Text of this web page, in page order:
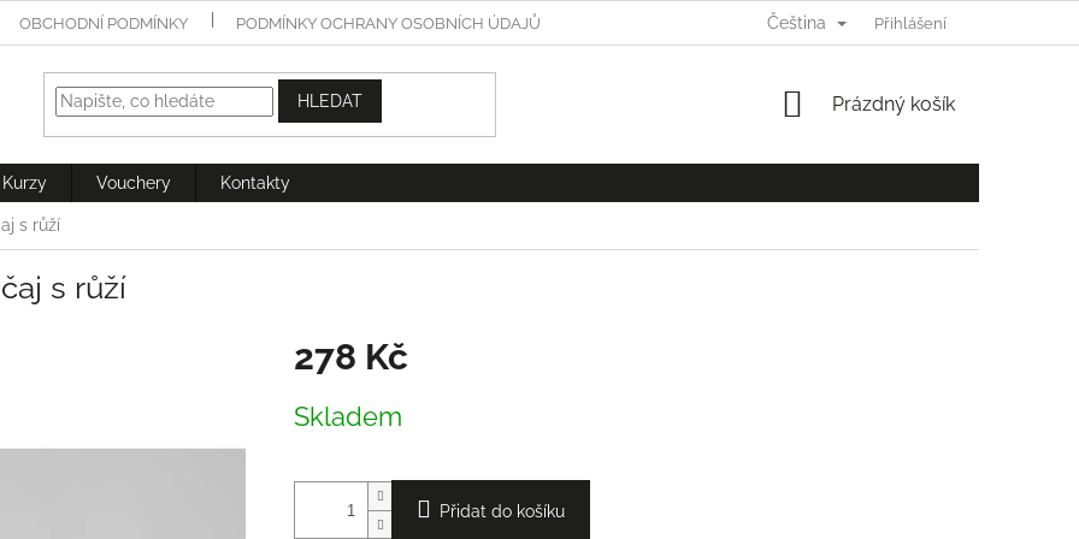
OBCHODNÍ PODMÍNKY PODMÍNKY OCHRANY OSOBNÍCH ÚDAJŮ Čeština Přihlášení
HLEDAT
NÁKUPNÍ
Prázdný košík
Kurzy Vouchery Kontakty
s růží
s růží
278 Kč
cena:
Skladem
Přidat do košíku